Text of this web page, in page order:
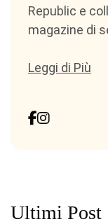
Republic e
magazine di
Leggi di Più
Ultimi Post